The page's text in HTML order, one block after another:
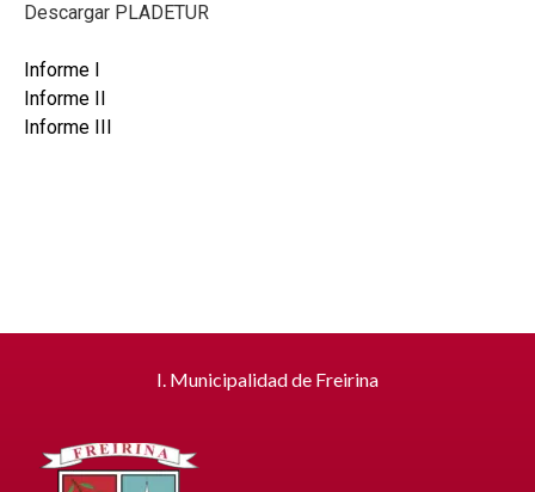
Descargar PLADETUR
Informe I
Informe II
Informe III
I. Municipalidad de Freirina